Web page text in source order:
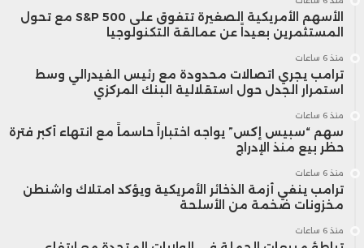
الأسهم الأمريكية الصغيرة تتفوق على S&P 500 مع تحول
المستثمرين بعيداً عن عمالقة التكنولوجيا
منذ 6 ساعات
ترامب يجري اتصالات محدودة مع رئيس الفيدرالي وسط
استمرار الجدل حول استقلالية البنك المركزي
منذ 6 ساعات
سهم “سبيس إكس” يواجه اختباراً حاسماً مع انتهاء أكبر فترة
حظر بيع منذ الإدراج
منذ 6 ساعات
ترامب ينفي أزمة الذخائر الأمريكية ويؤكد امتلاك واشنطن
مخزونات ضخمة من الأسلحة
منذ 6 ساعات